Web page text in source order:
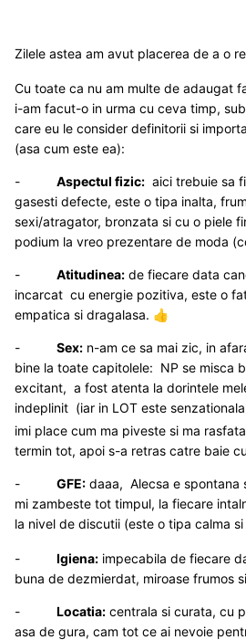
Zilele astea am avut placerea de a o
Cu toate ca nu am multe de adaugat
i-am facut-o in urma cu ceva timp,
care eu le consider definitorii si
(asa cum este ea):
- Aspectul fizic: aici trebuie sa
gasesti defecte, este o tipa inalta,
sexi/atragator, bronzata si cu o piele
podium la vreo prezentare de moda
- Atitudinea: de fiecare data
incarcat cu energie pozitiva, este o
empatica si dragalasa. 👍
- Sex: n-am ce sa mai zic, in
bine la toate capitolele: NP se misca
excitant, a fost atenta la dorintele
indeplinit (iar in LOT este
imi place cum ma piveste si ma
termin tot, apoi s-a retras catre baie
- GFE: daaa, Alecsa e spontana
mi zambeste tot timpul, la fiecare
la nivel de discutii (este o tipa calma
- Igiena: impecabila de fiecare
buna de dezmierdat, miroase frumos
- Locatia: centrala si curata, cu
asa de gura, cam tot ce ai nevoie